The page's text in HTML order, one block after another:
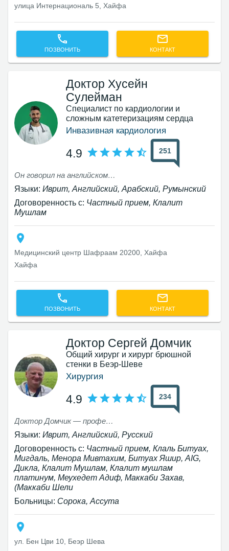
улица Интернациональ 5, Хайфа
ПОЗВОНИТЬ КОНТАКТ
Доктор Хусейн
Сулейман
Специалист по кардиологии и
сложным катетеризациям сердца
Инвазивная кардиология
4.9 251
Он говорил на английском языке, был исключительно вежлив и весьма обстоятелен в своей консультации, а его объяснения были легки для понимания.
Языки: Иврит, Английский, Арабский, Румынский
Договоренность с: Частный прием, Клалит
Мушлам
Медицинский центр Шафраам 20200, Хайфа
Хайфа
ПОЗВОНИТЬ КОНТАКТ
Доктор Сергей Домчик
Общий хирург и хирург брюшной
стенки в Беэр-Шеве
Хирургия
4.9 234
Доктор Домчик — профессиональный, вежливый и приятный врач. Он предоставил мне всю необходимую информацию для понимания хирургического процесса и его результатов. Я горячо рекомендую доктора Домчика — замечательный врач!
Языки: Иврит, Английский, Русский
Договоренность с: Частный прием, Клаль Битуах,
Мигдаль, Менора Мивтахим, Битуах Яшир, AIG,
Дикла, Клалит Мушлам, Клалит мушлам
платинум, Меухедет Адиф, Маккаби Захав,
(Маккаби Шели
Больницы: Сорока, Ассута
ул. Бен Цви 10, Беэр Шева